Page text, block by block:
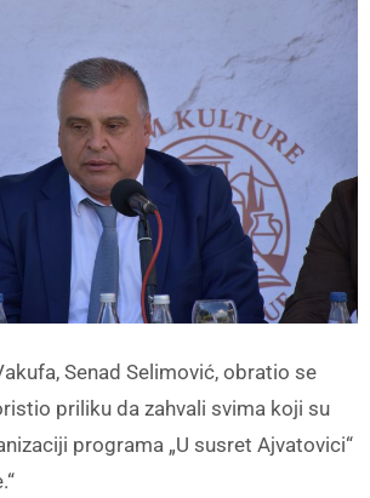
Senad Selimović, obratio se
priliku da zahvali svima koji su
programa „U susret Ajvatovici“